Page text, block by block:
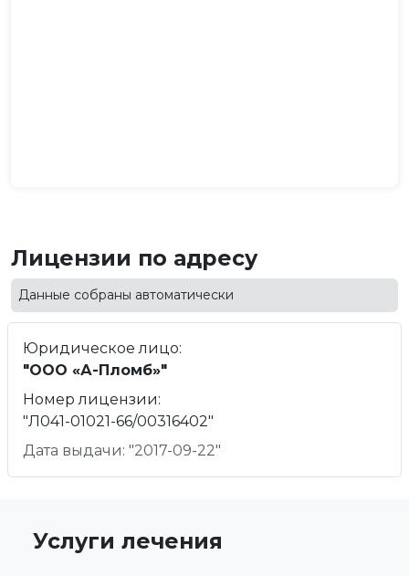
Лицензии по адресу
Данные собраны автоматически
Юридическое лицо:
"ООО «А-Пломб»"
Номер лицензии:
"Л041-01021-66/00316402"
Дата выдачи: "2017-09-22"
Услуги лечения